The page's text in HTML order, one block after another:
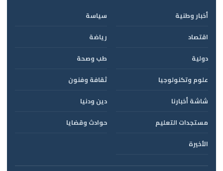
أخبار وطنية
سياسة
اقتصاد
رياضة
دولية
طب وصحة
علوم وتكنولوجيا
ثقافة وفنون
شاشة أخبارنا
دين ودنيا
مستجدات التعليم
حوادث وقضايا
الأخيرة